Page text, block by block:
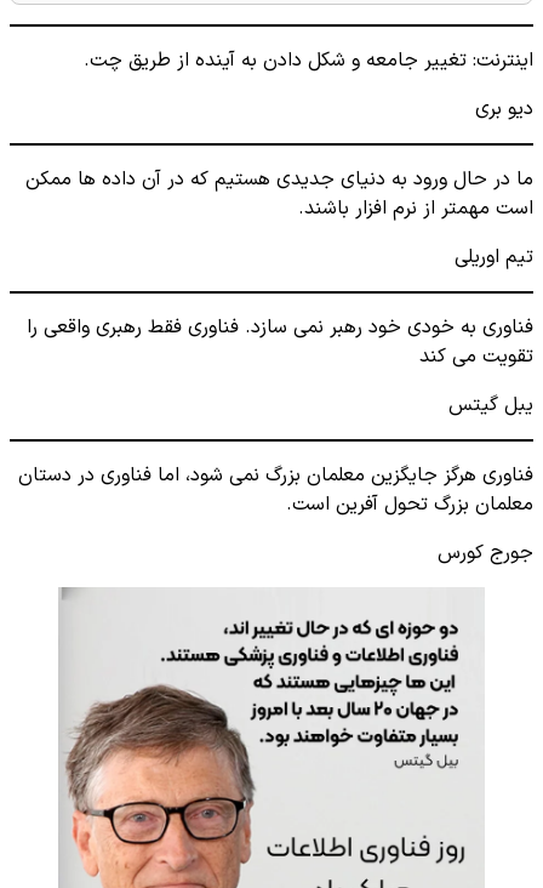
اینترنت: تغییر جامعه و شکل دادن به آینده از طریق چت.
دیو بری
ما در حال ورود به دنیای جدیدی هستیم که در آن داده ها ممکن
است مهمتر از نرم افزار باشند.
تیم اوریلی
فناوری به خودی خود رهبر نمی سازد. فناوری فقط رهبری واقعی را
تقویت می کند
یبل گیتس
فناوری هرگز جایگزین معلمان بزرگ نمی شود، اما فناوری در دستان
معلمان بزرگ تحول آفرین است.
جورج کورس